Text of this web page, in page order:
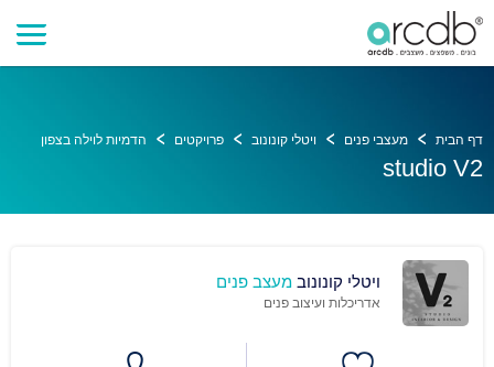
דף הבית מעצבי פנים ויטלי קונונוב פרויקטים הדמיות לוילה בצפון
studio V2
ויטלי קונונוב מעצב פנים
אדריכלות ועיצוב פנים